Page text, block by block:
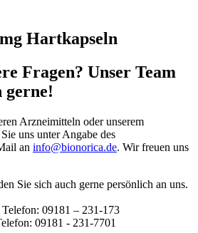
Hartkapseln
Fragen? Unser Team
gerne!
Arzneimitteln oder unserem
uns unter Angabe des
an info@bionorica.de. Wir freuen uns
Sie sich auch gerne persönlich an uns.
09181 – 231-173
09181 - 231-7701